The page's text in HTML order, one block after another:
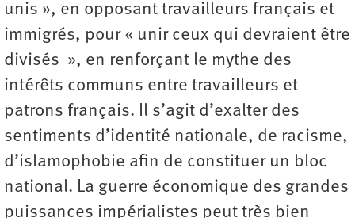
unis », en opposant travailleurs français et
immigrés, pour « unir ceux qui devraient être
divisés », en renforçant le mythe des
intérêts communs entre travailleurs et
patrons français. Il s’agit d’exalter des
sentiments d’identité nationale, de racisme,
d’islamophobie afin de constituer un bloc
national. La guerre économique des grandes
puissances impérialistes peut très bien